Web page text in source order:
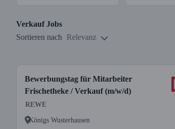
VerkaufJobs
Sortieren nach
Relevanz
Bewerbungstag für Mitarbeiter
Frischetheke / Verkauf (m/w/d)
REWE
Königs Wusterhausen